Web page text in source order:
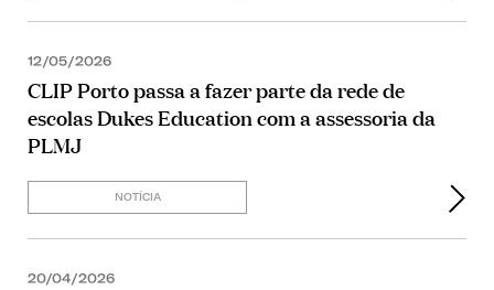
12/05/2026
CLIP Porto passa a fazer parte da rede de
escolas Dukes Education com a assessoria da
PLMJ
NOTÍCIA
20/04/2026